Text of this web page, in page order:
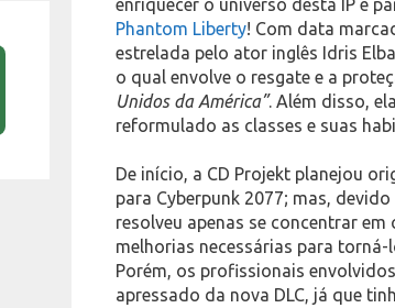
enriquecer o universo desta IP e
Phantom Liberty! Com data
estrelada pelo ator inglês Idris
o qual envolve o resgate e a
Unidos da América”. Além disso,
reformulado as classes e suas
De início, a CD Projekt planejou
para Cyberpunk 2077; mas,
resolveu apenas se concentrar
melhorias necessárias para
Porém, os profissionais
apressado da nova DLC, já que